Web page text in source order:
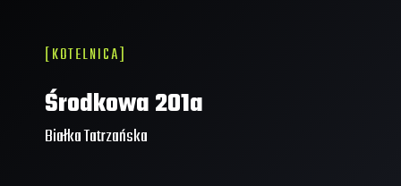
[KOTELNICA]
Środkowa 201a
Białka Tatrzańska